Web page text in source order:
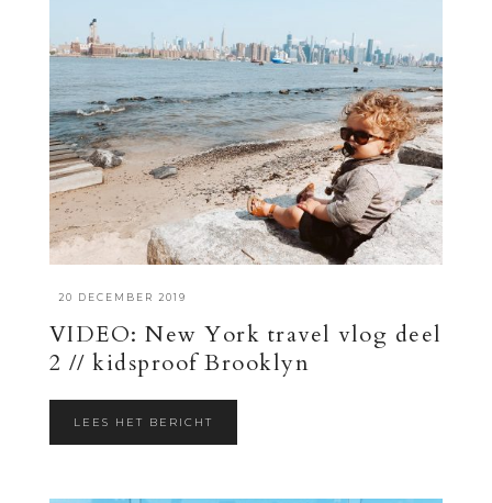
20 DECEMBER 2019
VIDEO: New York travel vlog deel
2 // kidsproof Brooklyn
LEES HET BERICHT